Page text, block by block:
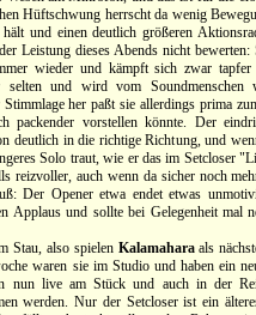
Hüftschwung herrscht da wenig
und einen deutlich größeren
Leistung dieses Abends nicht
wieder und kämpft sich zwar
selten und wird vom Soundmenschen
her paßt sie allerdings prima
packender vorstellen könnte. Der
deutlich in die richtige Richtung, und
Solo traut, wie er das im Setcloser
reizvoller, auch wenn da sicher noch
Der Opener etwa endet etwas
Applaus und sollte bei Gelegenheit mal
Stau, also spielen Kalamaharaals
waren sie im Studio und haben ein
nun live am Stück und auch in der
werden. Nur der Setcloser ist ein